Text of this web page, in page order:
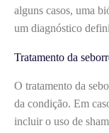
alguns casos, uma
um diagnóstico
Tratamento da
O tratamento da
da condição. Em
incluir o uso de